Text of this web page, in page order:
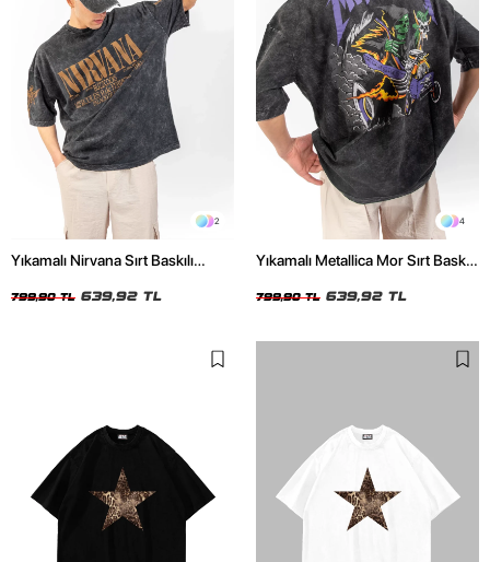
2
Yıkamalı Nirvana Sırt Baskılı
799,90 TL 639,92 TL
4
Yıkamalı Metallica Mor Sırt Baskılı
799,90 TL 639,92 TL